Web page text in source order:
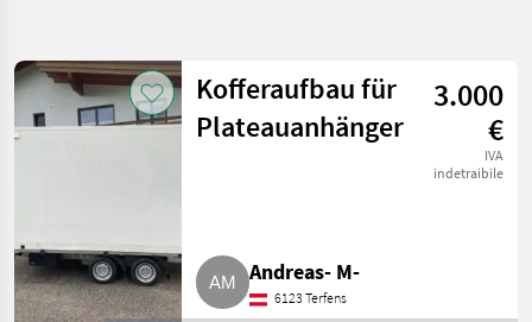
Kofferaufbau für
Plateauanhänger
3.000
€
IVA
indetraibile
Andreas- M-
6123 Terfens